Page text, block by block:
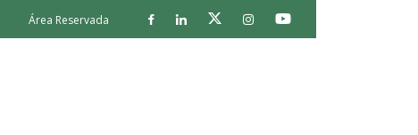
Área Reservada